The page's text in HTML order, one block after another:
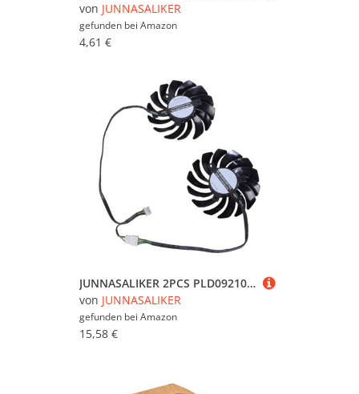
von JUNNASALIKER
gefunden bei Amazon
4,61 €
JUNNASALIKER 2PCS PLD09210B12HH Graphics Karten COOLSER LABERSETSCHALTE Loge NOHREBOOK GRAFIKE Karte KÜHRLICHKAUFORKOLUF FÜR GTX1660S
von JUNNASALIKER
gefunden bei Amazon
15,58 €